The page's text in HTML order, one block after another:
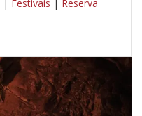
| Festivais | Reserva